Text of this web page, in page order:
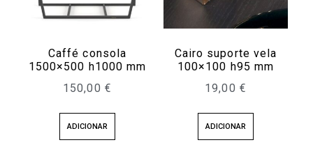
Caffé consola
1500×500 h1000 mm
150,00 €
ADICIONAR
Cairo suporte vela
100×100 h95 mm
19,00 €
ADICIONAR